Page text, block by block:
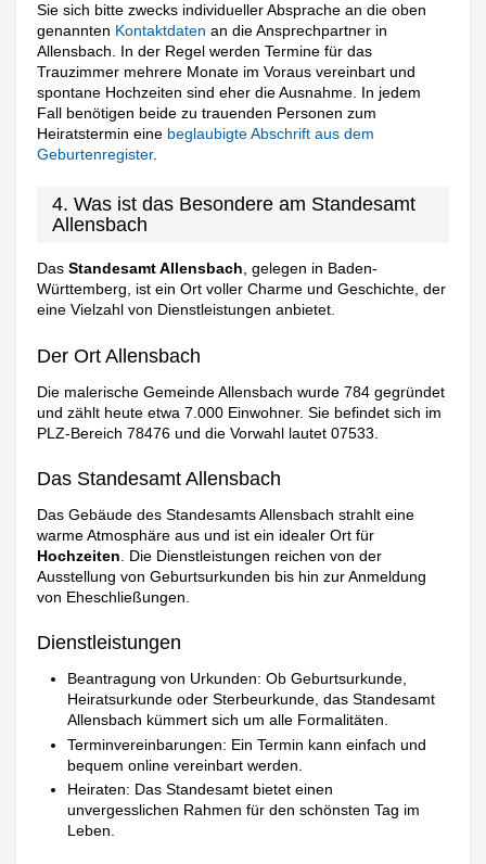
Sie sich bitte zwecks individueller Absprache an die oben
genannten Kontaktdaten an die Ansprechpartner in
Allensbach. In der Regel werden Termine für das
Trauzimmer mehrere Monate im Voraus vereinbart und
spontane Hochzeiten sind eher die Ausnahme. In jedem
Fall benötigen beide zu trauenden Personen zum
Heiratstermin eine beglaubigte Abschrift aus dem
Geburtenregister.
4. Was ist das Besondere am Standesamt
Allensbach
DasStandesamt Allensbach, gelegen in Baden-
Württemberg, ist ein Ort voller Charme und Geschichte, der
eine Vielzahl von Dienstleistungen anbietet.
Der Ort Allensbach
Die malerische Gemeinde Allensbach wurde 784 gegründet
und zählt heute etwa 7.000 Einwohner. Sie befindet sich im
PLZ-Bereich 78476 und die Vorwahl lautet 07533.
Das Standesamt Allensbach
Das Gebäude des Standesamts Allensbach strahlt eine
warme Atmosphäre aus und ist ein idealer Ort für
Hochzeiten . Die Dienstleistungen reichen von der
Ausstellung von Geburtsurkunden bis hin zur Anmeldung
von Eheschließungen.
Dienstleistungen
Beantragung von Urkunden: Ob Geburtsurkunde,
Heiratsurkunde oder Sterbeurkunde, das Standesamt
Allensbach kümmert sich um alle Formalitäten.
Terminvereinbarungen: Ein Termin kann einfach und
bequem online vereinbart werden.
Heiraten: Das Standesamt bietet einen
unvergesslichen Rahmen für den schönsten Tag im
Leben.